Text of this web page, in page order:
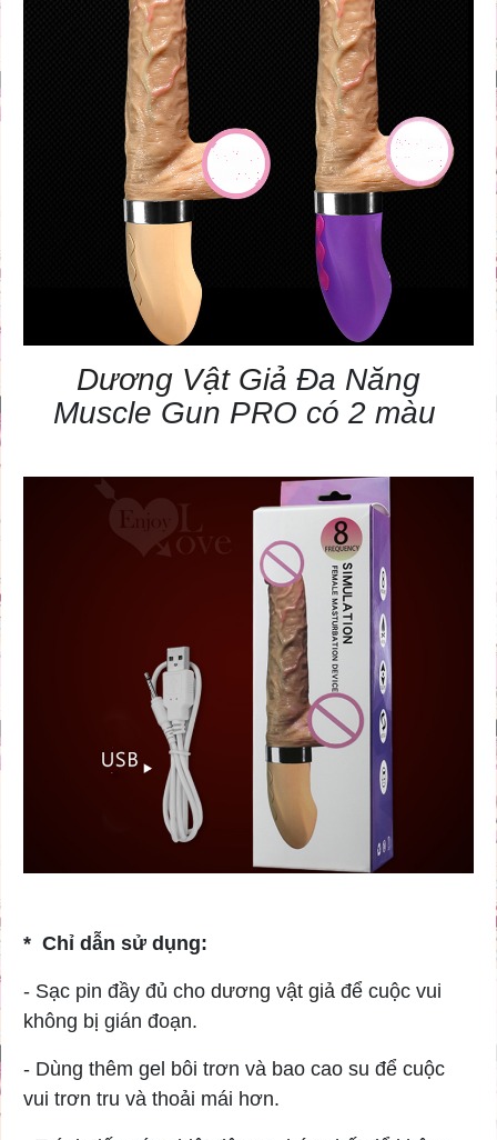
Dương Vật Giả Đa Năng
Muscle Gun PRO có 2 màu
* Chỉ dẫn sử dụng:
- Sạc pin đầy đủ cho dương vật giả để cuộc vui
không bị gián đoạn.
- Dùng thêm gel bôi trơn và bao cao su để cuộc
vui trơn tru và thoải mái hơn.